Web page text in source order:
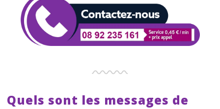
Quels sont les messages de